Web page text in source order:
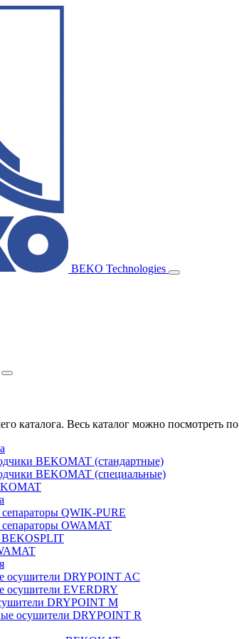
BEKO Technologies
каталога. Весь каталог можно посмотреть по
BEKOMAT (стандартные)
BEKOMAT (специальные)
QWIK-PURE
OWAMAT
BEKOSPLIT
осушители DRYPOINT AC
осушители EVERDRY
DRYPOINT M
осушители DRYPOINT R